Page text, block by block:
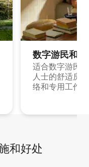
数字游民和
适合数字游民
人士的舒适房
络和专用工作
和好处